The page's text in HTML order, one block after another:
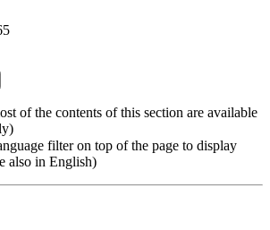
of the contents of this section are available
filter on top of the page to display
also in English)